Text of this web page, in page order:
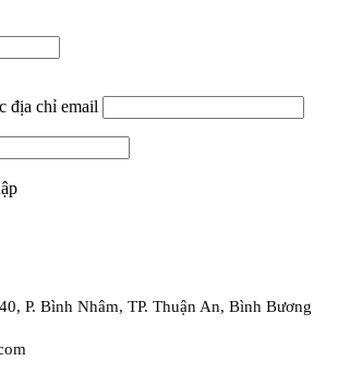
địa chỉ email
P. Bình Nhâm, TP. Thuận An, Bình Bương